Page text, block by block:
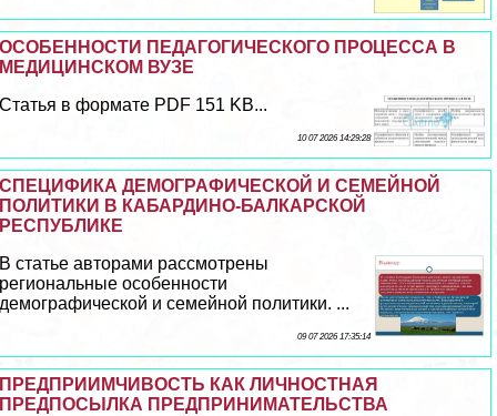
ОСОБЕННОСТИ ПЕДАГОГИЧЕСКОГО ПРОЦЕССА В
МЕДИЦИНСКОМ ВУЗЕ
Статья в формате PDF 151 KB...
10 07 2026 14:29:28
СПЕЦИФИКА ДЕМОГРАФИЧЕСКОЙ И СЕМЕЙНОЙ
ПОЛИТИКИ В КАБАРДИНО-БАЛКАРСКОЙ
РЕСПУБЛИКЕ
В статье авторами рассмотрены
региональные особенности
демографической и семейной политики. ...
09 07 2026 17:35:14
ПРЕДПРИИМЧИВОСТЬ КАК ЛИЧНОСТНАЯ
ПРЕДПОСЫЛКА ПРЕДПРИНИМАТЕЛЬСТВА